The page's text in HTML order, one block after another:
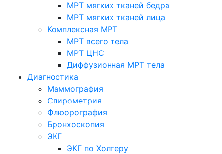
МРТ мягких тканей бедра
МРТ мягких тканей лица
Комплексная МРТ
МРТ всего тела
МРТ ЦНС
Диффузионная МРТ тела
Диагностика
Маммография
Спирометрия
Флюорография
Бронхоскопия
ЭКГ
ЭКГ по Холтеру